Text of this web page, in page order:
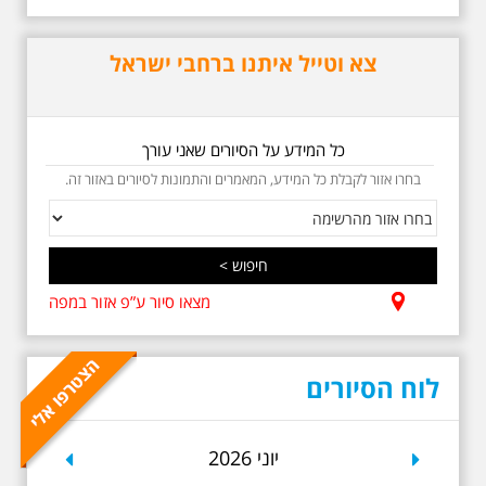
וגם קצת אלתרמן סיור
מיוחד בעקבות חייו
ושיריוו - עטור מצחך זהב
שחור תחנות תל אביביות
בשנה השלוש עשרה לפטירתו סיור
באחדים מתחנותיו של אריק איינשטיין
בתל-אביב. החל ממקום ילדותו, דרך
המקומות שהזכיר בשיריו. מקום
עליהם חלם והתגעגע. נתחיל מבית
הולדתו ברחוב גורדון. נשמע אחדים
משיריו של אריק איינשטיין ונסיים את
הסיור ליד קברו בבית הקברות
טרומפלדור. תוצרת הארץ
צא וטייל איתנו ברחבי ישראל
כל המידע על הסיורים שאני עורך
בחרו אזור לקבלת כל המידע, המאמרים והתמונות לסיורים באזור זה.
מצאו סיור ע”פ אזור במפה
לוח הסיורים
יוני 2026 Next